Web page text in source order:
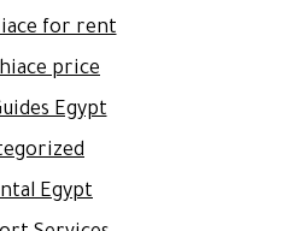
for rent
price
Egypt
Egypt